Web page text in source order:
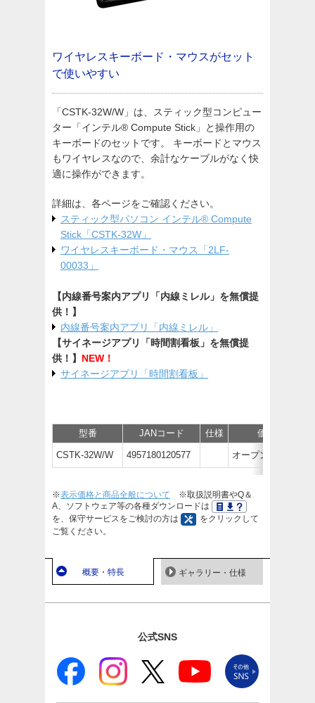
ワイヤレスキーボード・マウスがセット
で使いやすい
「CSTK-32W/W」は、スティック型コンピュー
ター「インテル® Compute Stick」と操作用の
キーボードのセットです。 キーボードとマウス
もワイヤレスなので、余計なケーブルがなく快
適に操作ができます。
詳細は、各ページをご確認ください。
スティック型パソコン インテル® Compute
Stick「CSTK-32W」
ワイヤレスキーボード・マウス「2LF-
00033」
【内線番号案内アプリ「内線ミレル」を無償提
供！】
内線番号案内アプリ「内線ミレル」
【サイネージアプリ「時間割看板」を無償提
供！】 NEW！
サイネージアプリ「時間割看板」
型番 JANコード 仕様 価格
CSTK-32W/W 4957180120577 オープン価格
※表示価格と商品全般について ※取扱説明書やQ＆
A、ソフトウェア等の各種ダウンロードは
を、保守サービスをご検討の方は
をクリックして
ご覧ください。
概要・特長 ギャラリー・仕様
公式SNS